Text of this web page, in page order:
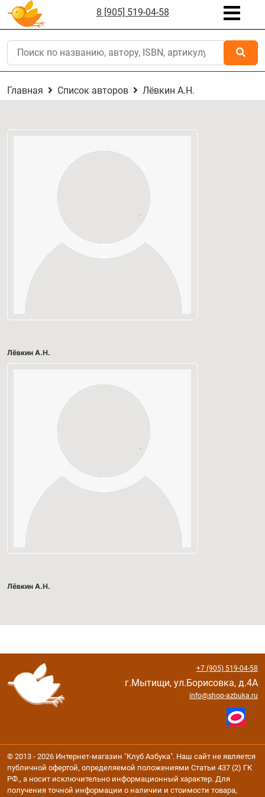
8 [905] 519-04-58
Главная Список авторов Лёвкин А.Н.
Лёвкин А.Н.
Лёвкин А.Н.
+7 (905) 519-04-58
г.Мытищи, ул.Борисовка, д.4А
info@shop-azbuka.ru
© 2013 - 2026 Интернет-магазин "Клуб Азбука". Наш сайт не является
публичной офертой, определяемой положениями Статьи 437 (2) ГК
РФ., а носит исключительно информационный характер. Для
получения точной информации о наличии и стоимости товара,